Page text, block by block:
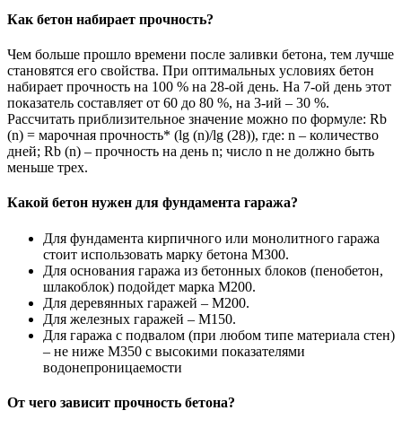
Как бетон набирает прочность?
Чем больше прошло времени после заливки бетона, тем лучше
становятся его свойства. При оптимальных условиях бетон
набирает прочность на 100 % на 28-ой день. На 7-ой день этот
показатель составляет от 60 до 80 %, на 3-ий – 30 %.
Рассчитать приблизительное значение можно по формуле: Rb
(n) = марочная прочность* (lg (n)/lg (28)), где: n – количество
дней; Rb (n) – прочность на день n; число n не должно быть
меньше трех.
Какой бетон нужен для фундамента гаража?
Для фундамента кирпичного или монолитного гаража
стоит использовать марку бетона М300.
Для основания гаража из бетонных блоков (пенобетон,
шлакоблок) подойдет марка М200.
Для деревянных гаражей – М200.
Для железных гаражей – М150.
Для гаража с подвалом (при любом типе материала стен)
– не ниже М350 с высокими показателями
водонепроницаемости
От чего зависит прочность бетона?